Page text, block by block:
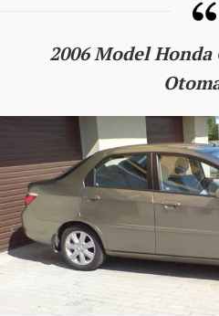
2006 Model